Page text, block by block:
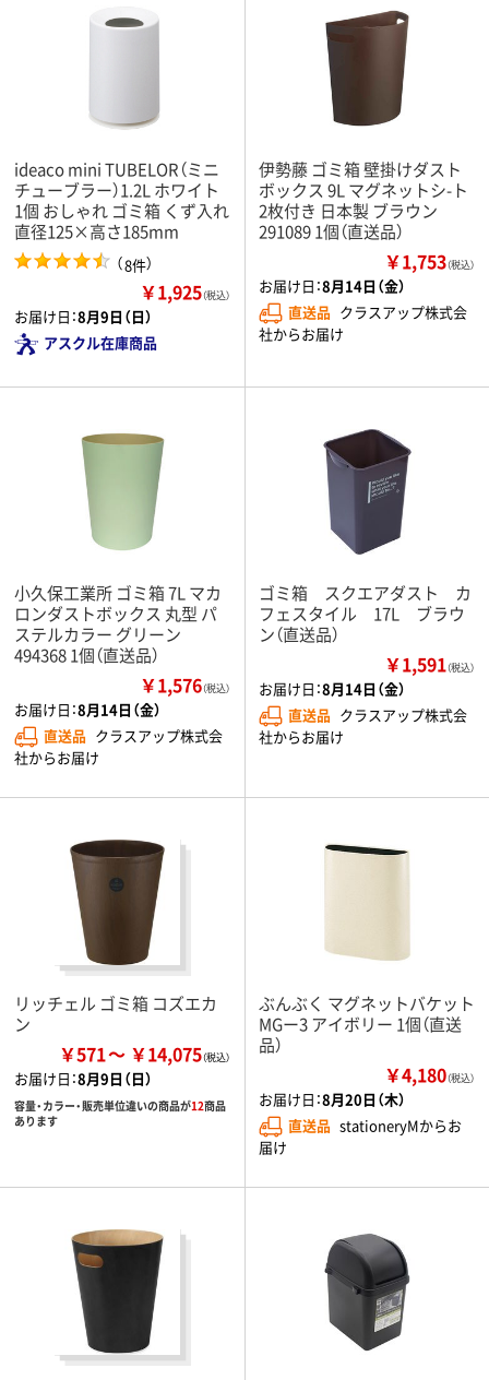
ideaco mini TUBELOR（ミニ
チューブラー）1.2L ホワイト
1個 おしゃれ ゴミ箱 くず入れ
直径125×高さ185mm
（8件）
￥1,925（税込）
お届け日：8月9日（日）
アスクル在庫商品
伊勢藤 ゴミ箱 壁掛けダスト
ボックス 9L マグネットシ-ト
2枚付き 日本製 ブラウン
291089 1個（直送品）
￥1,753（税込）
お届け日：8月14日（金）
直送品 クラスアップ株式会
社からお届け
小久保工業所 ゴミ箱 7L マカ
ロンダストボックス 丸型 パ
ステルカラー グリーン
494368 1個（直送品）
￥1,576（税込）
お届け日：8月14日（金）
直送品 クラスアップ株式会
社からお届け
ゴミ箱 スクエアダスト カ
フェスタイル 17L ブラウ
ン（直送品）
￥1,591（税込）
お届け日：8月14日（金）
直送品 クラスアップ株式会
社からお届け
リッチェル ゴミ箱 コズエカ
ン
￥571 ￥14,075
お届け日：8月9日（日）
容量・カラー・販売単位違いの商品が12商品
あります
ぶんぶく マグネットバケット
MGー3 アイボリー 1個（直送
品）
￥4,180（税込）
お届け日：8月20日（木）
直送品 stationeryMからお
届け